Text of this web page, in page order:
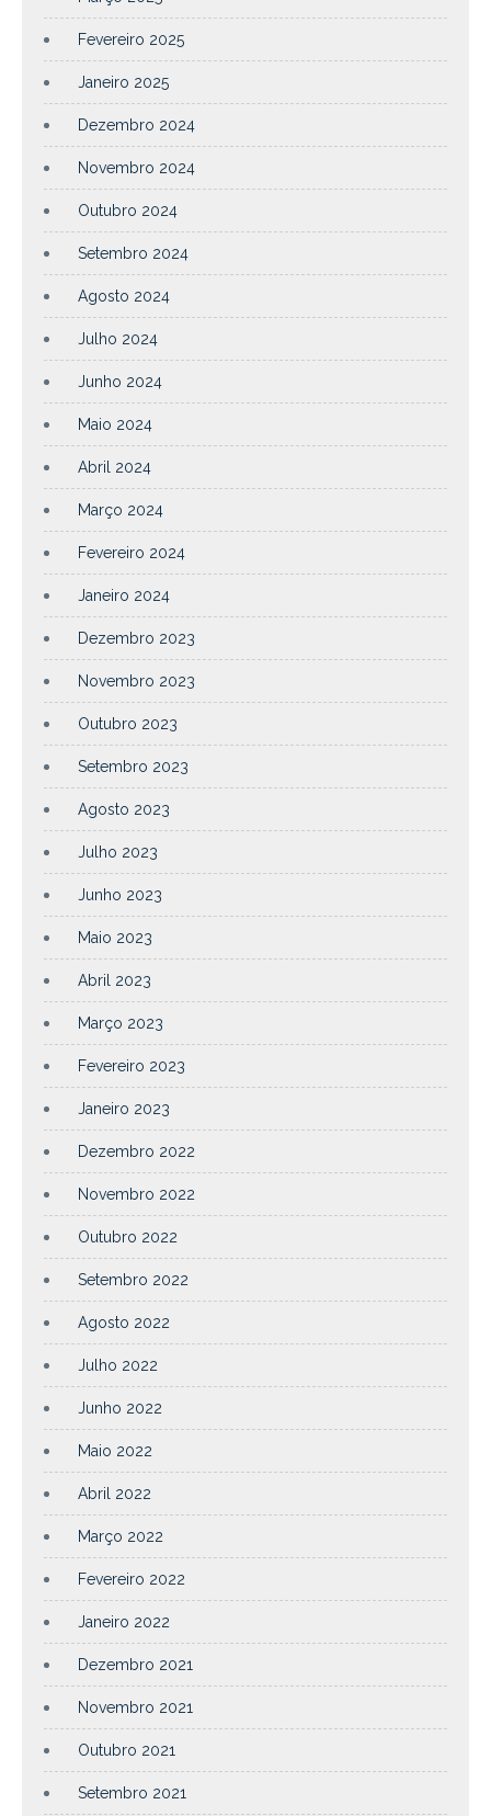
Fevereiro 2025
Janeiro 2025
Dezembro 2024
Novembro 2024
Outubro 2024
Setembro 2024
Agosto 2024
Julho 2024
Junho 2024
Maio 2024
Abril 2024
Março 2024
Fevereiro 2024
Janeiro 2024
Dezembro 2023
Novembro 2023
Outubro 2023
Setembro 2023
Agosto 2023
Julho 2023
Junho 2023
Maio 2023
Abril 2023
Março 2023
Fevereiro 2023
Janeiro 2023
Dezembro 2022
Novembro 2022
Outubro 2022
Setembro 2022
Agosto 2022
Julho 2022
Junho 2022
Maio 2022
Abril 2022
Março 2022
Fevereiro 2022
Janeiro 2022
Dezembro 2021
Novembro 2021
Outubro 2021
Setembro 2021